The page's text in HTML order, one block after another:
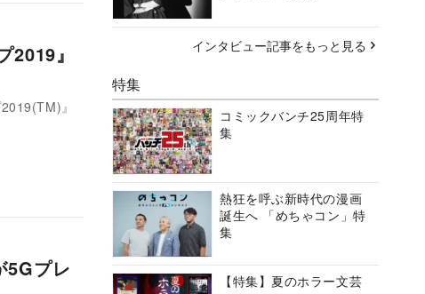
』
』
5Gプレ
インタビュー記事をもっと見る
特集
コミックバンチ25周年特
集
熱狂を呼ぶ新時代の漫画
誕生へ 「めちゃコン」特
集
【特集】夏のホラー文芸